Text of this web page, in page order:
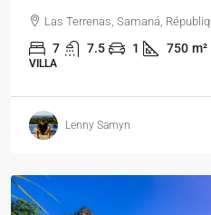
Las Terrenas, Samaná,
7 7.5 1 750 m²
VILLA
Lenny Samyn